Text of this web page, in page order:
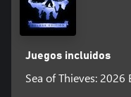
Juegos incluidos
Sea of Thieves: 2026